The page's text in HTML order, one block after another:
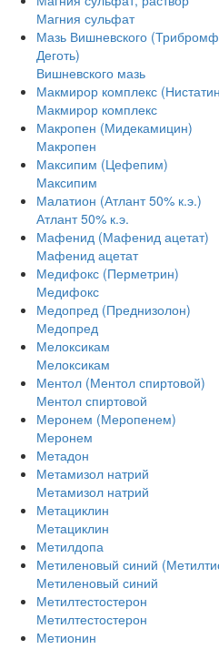
Магния сульфат
Мазь Вишневского
Деготь)
Вишневского мазь
Макмирор комплекс
Макмирор комплекс
Макропен (Мидекамицин)
Макропен
Максипим (Цефепим)
Максипим
Малатион (Атлант 50% к.э.)
Атлант 50% к.э.
Мафенид (Мафенид ацетат)
Мафенид ацетат
Медифокс (Перметрин)
Медифокс
Медопред (Преднизолон)
Медопред
Мелоксикам
Мелоксикам
Ментол (Ментол спиртовой)
Ментол спиртовой
Меронем (Меропенем)
Меронем
Метадон
Метамизол натрий
Метамизол натрий
Метациклин
Метациклин
Метилдопа
Метиленовый синий
Метиленовый синий
Метилтестостерон
Метилтестостерон
Метионин